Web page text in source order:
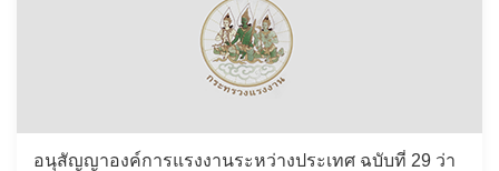
อนุสัญญาองค์การแรงงานระหว่างประเทศ ฉบับที่ 29 ว่า